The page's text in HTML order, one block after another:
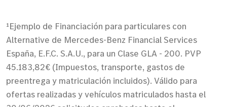
¹Ejemplo de Financiación para particulares con
Alternative de Mercedes-Benz Financial Services
España, E.F.C. S.A.U., para un Clase GLA - 200. PVP
45.183,82€ (Impuestos, transporte, gastos de
preentrega y matriculación incluidos). Válido para
ofertas realizadas y vehículos matriculados hasta el